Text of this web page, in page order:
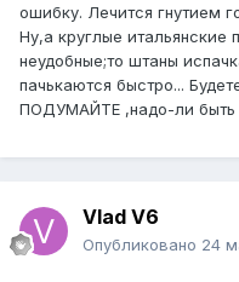
ошибку. Лечится гнутием
Ну,а круглые итальянские
неудобные;то штаны
пачькаются быстро...
ПОДУМАЙТЕ ,надо-ли
Vlad V6
Опубликовано 24